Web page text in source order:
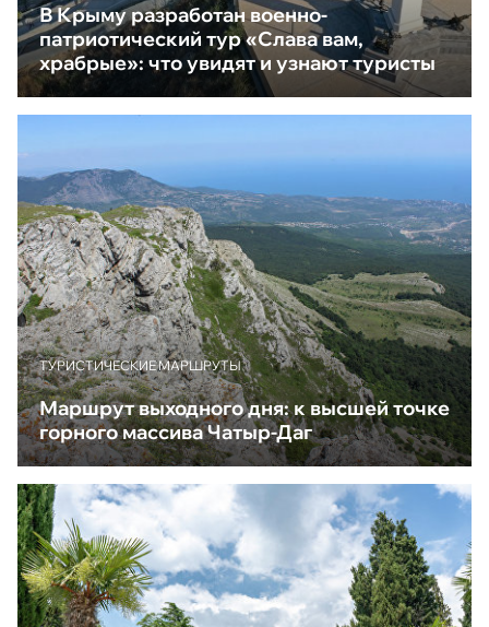
В Крыму разработан военно-
патриотический тур «Слава вам,
храбрые»: что увидят и узнают туристы
ТУРИСТИЧЕСКИЕ МАРШРУТЫ
Маршрут выходного дня: к высшей точке
горного массива Чатыр-Даг